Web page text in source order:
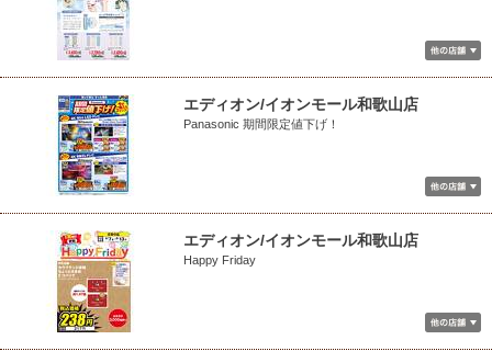
エディオン/イオンモール和歌山店
Panasonic 期間限定値下げ！
エディオン/イオンモール和歌山店
Happy Friday